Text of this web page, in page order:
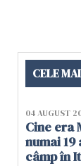
CELE
04 AUGUST
Cine era
numai
câmp în